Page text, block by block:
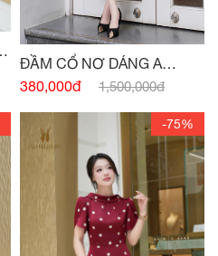
ĐẦM CỔ NƠ DÁNG A
HỒNG PASTEL
380,000đ 1,500,000đ
-75%